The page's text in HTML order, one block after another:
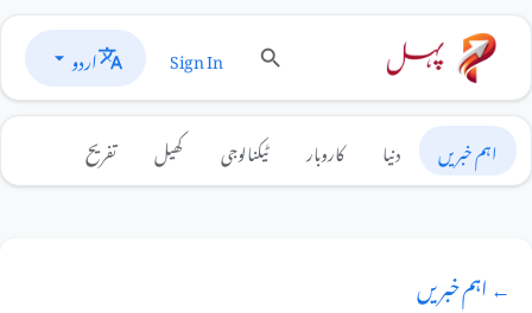
Sign In اردو
اہم خبریں دنیا کاروبار ٹیکنالوجی کھیل تفریح
← اہم خبریں